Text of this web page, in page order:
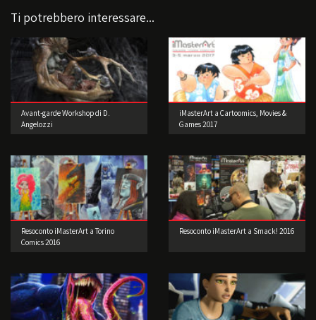
Ti potrebbero interessare...
Avant-garde Workshop di D.
Angelozzi
iMasterArt a Cartoomics, Movies &
Games 2017
Resoconto iMasterArt a Torino
Comics 2016
Resoconto iMasterArt a Smack! 2016